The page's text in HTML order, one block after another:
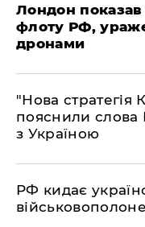
Лондон
флоту РФ,
дронами
"Нова стратегія
пояснили слова
з Україною
РФ кидає